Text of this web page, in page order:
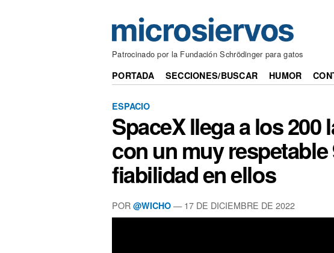
Patrocinado por la Fundación Schrödinger para gatos
PORTADA SECCIONES/BUSCAR HUMOR
ESPACIO
SpaceX llega a los 200
con un muy respetable
fiabilidad en ellos
POR @WICHO — 17 DE DICIEMBRE DE 2022